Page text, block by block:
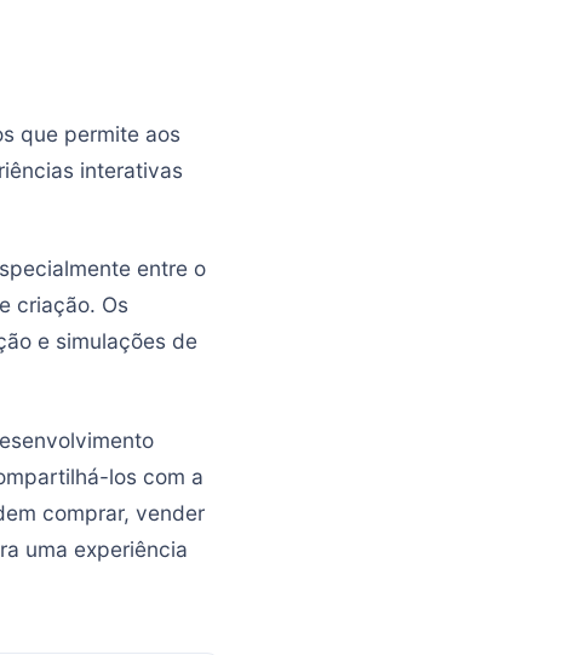
que permite aos
interativas
entre o
criação. Os
e simulações de
los com a
comprar, vender
uma experiência